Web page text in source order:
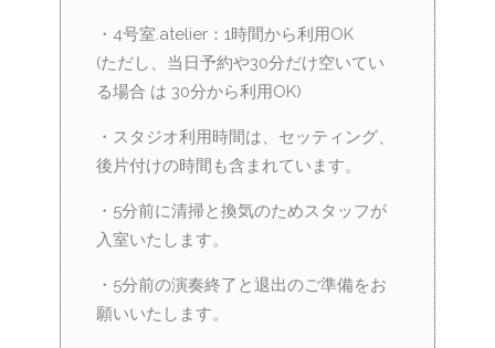
・4号室.atelier：1時間から利用OK
(ただし、当日予約や30分だけ空いてい
る場合 は 30分から利用OK)
・スタジオ利用時間は、セッティング、
後片付けの時間も含まれています。
・5分前に清掃と換気のためスタッフが
入室いたします。
・5分前の演奏終了と退出のご準備をお
願いいたします。